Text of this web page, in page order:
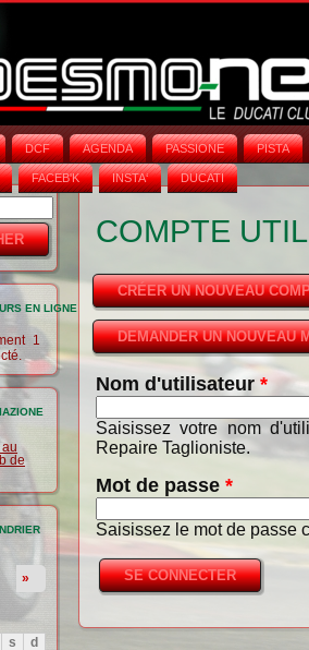
DCF AGENDA PASSIONE PISTA
FACEB'K INSTA‘ DUCATI
EN LIGNE
1
de
»
s
d
COMPTE
CRÉER UN NOUVEAU
DEMANDER UN NOUVEAU
Nom d'utilisateur *
Saisissez votre nom
Repaire Taglioniste.
Mot de passe *
Saisissez le mot de passe